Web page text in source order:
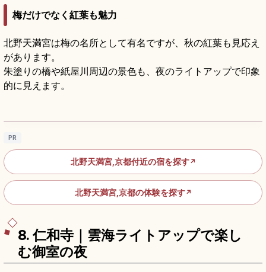
梅だけでなく紅葉も魅力
北野天満宮は梅の名所として有名ですが、秋の紅葉も見応え
があります。
朱塗りの橋や紙屋川周辺の景色も、夜のライトアップで印象
的に見えます。
北野天満宮の見どころ｜梅苑・天神市・学問
PR
北野天満宮,京都付近の宿を探す↗
北野天満宮,京都の体験を探す↗
8. 仁和寺｜雲海ライトアップで楽し
む御室の夜